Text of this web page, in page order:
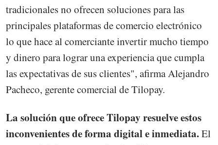
tradicionales no ofrecen soluciones para las
principales plataformas de comercio electrónico
lo que hace al comerciante invertir mucho tiempo
y dinero para lograr una experiencia que cumpla
las expectativas de sus clientes", afirma Alejandro
Pacheco, gerente comercial de Tilopay.
La solución que ofrece Tilopay resuelve estos
inconvenientes de forma digital e inmediata.El